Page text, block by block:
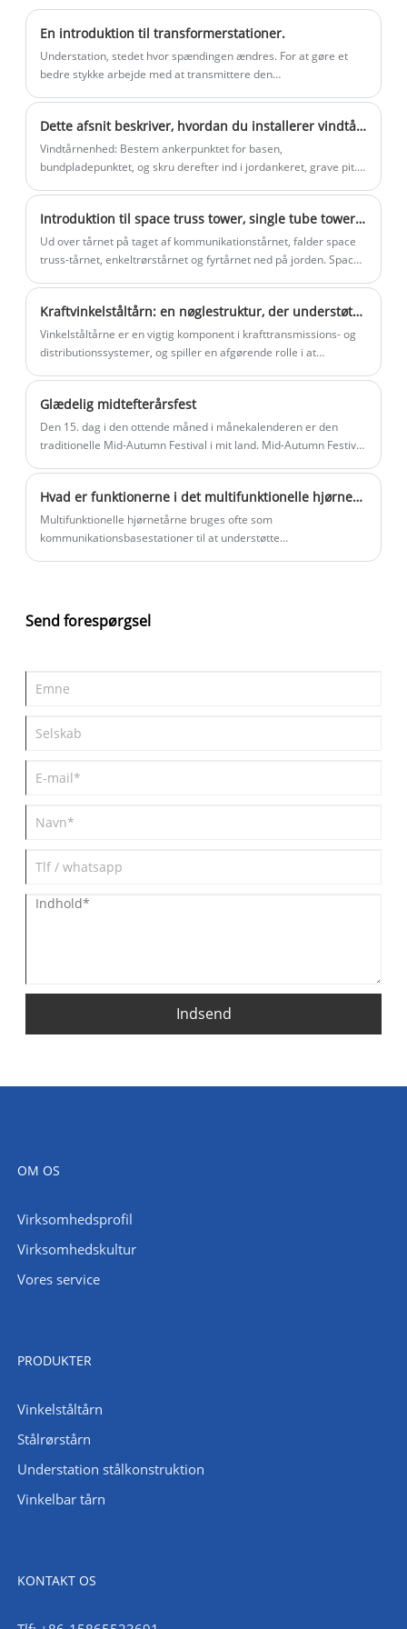
arbejdsplatformen er placeret, har en
øverste døråbning, og antennebeslaget
er fastgjort på hegnet på
arbejdsplatformen.
tårn-type med flere funktioner udviklet af
Maotongs professionelle teknikere.
En introduktion til transformerstationer.
Understation, stedet hvor spændingen ændres. For at gøre et
bedre stykke arbejde med at transmittere den
reduceres ...
Dette afsnit beskriver, hvordan du installerer vindtårnet
Vindtårnenhed: Bestem ankerpunktet for basen,
bundpladepunktet, og skru derefter ind i jordankeret, grave pit. I
Introduktion til space truss tower, single tube tower og guyed tower
Ud over tårnet på taget af kommunikationstårnet, falder space
truss-tårnet, enkeltrørstårnet og fyrtårnet ned på jorden. Space
(vindlast og jordbevægelseseffekt), strukturel egenvægt osv. på
tårnet, og den moderate gradbelastning spiller en modererende
rolle
Kraftvinkelståltårn: en nøglestruktur, der understøtter kraftoverførsel
Vinkelståltårne ​​er en vigtig komponent i krafttransmissions- og
distributionssystemer, og spiller en afgørende rolle i at
Glædelig midtefterårsfest
Den 15. dag i den ottende måned i månekalenderen er den
traditionelle Mid-Autumn Festival i mit land. Mid-Autumn Festival
Hvad er funktionerne i det multifunktionelle hjørnetårn?
Multifunktionelle hjørnetårne ​​bruges ofte som
kommunikationsbasestationer til at understøtte
dækning.
Send forespørgsel
Indsend
OM OS
Virksomhedsprofil
Virksomhedskultur
Vores service
PRODUKTER
Vinkelståltårn
Stålrørstårn
Understation stålkonstruktion
Vinkelbar tårn
KONTAKT OS